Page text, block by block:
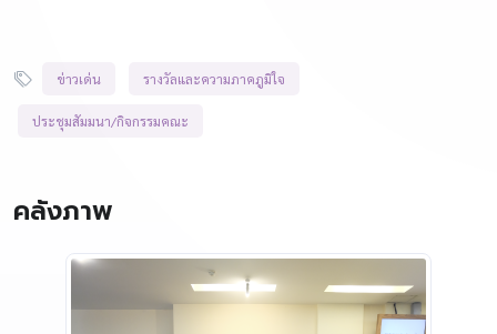
ข่าวเด่น รางวัลและความภาคภูมิใจ
ประชุมสัมมนา/กิจกรรมคณะ
คลังภาพ